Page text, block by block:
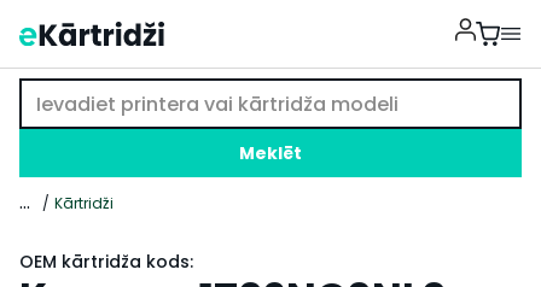
Meklēt
... Kārtridži
OEM kārtridža kods: